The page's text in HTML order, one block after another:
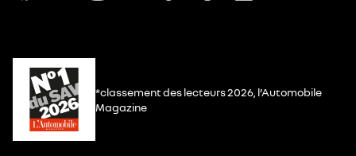
*classement des lecteurs 2026, l’Automobile
Magazine